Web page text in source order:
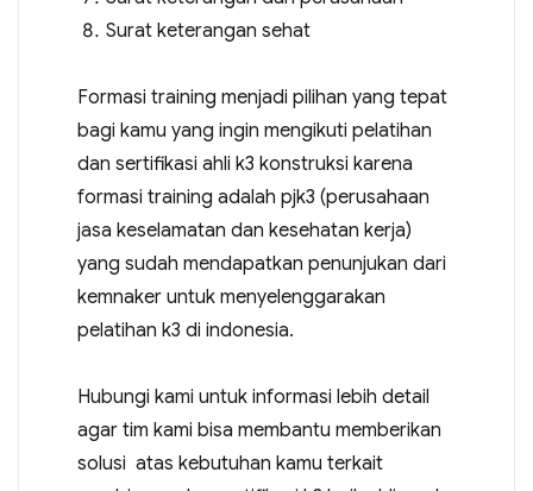
Surat keterangan sehat
Formasi training menjadi pilihan yang tepat
bagi kamu yang ingin mengikuti pelatihan
dan sertifikasi ahli k3 konstruksi karena
formasi training adalah pjk3 (perusahaan
jasa keselamatan dan kesehatan kerja)
yang sudah mendapatkan penunjukan dari
kemnaker untuk menyelenggarakan
pelatihan k3 di indonesia.
Hubungi kami untuk informasi lebih detail
agar tim kami bisa membantu memberikan
solusi atas kebutuhan kamu terkait